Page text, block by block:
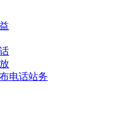
电话站务